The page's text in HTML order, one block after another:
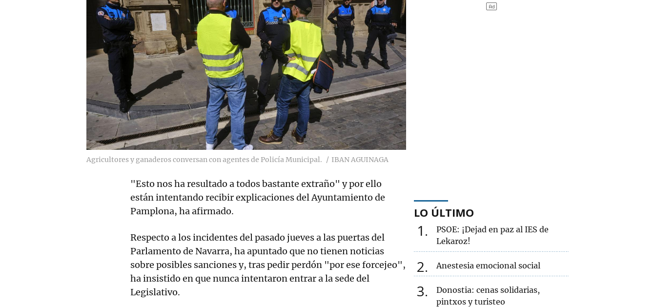
Agricultores y ganaderos conversan con agentes de Policía Municipal. IBAN AGUINAGA
"Esto nos ha resultado a todos bastante extraño" y por ello
están intentando recibir explicaciones del Ayuntamiento de
Pamplona, ha afirmado.
Respecto a los incidentes del pasado jueves a las puertas del
Parlamento de Navarra, ha apuntado que no tienen noticias
sobre posibles sanciones y, tras pedir perdón "por ese forcejeo",
ha insistido en que nunca intentaron entrar a la sede del
Legislativo.
LO ÚLTIMO
1
PSOE: ¡Dejad en paz al IES de
Lekaroz!
2 Anestesia emocional social
3
Donostia: cenas solidarias,
pintxos y turisteo